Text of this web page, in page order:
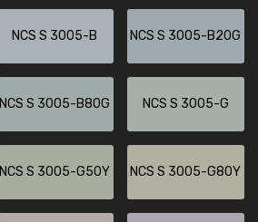
NCS S 3005-B NCS S 3005-B20G
NCS S 3005-B80G NCS S 3005-G
NCS S 3005-G50Y NCS S 3005-G80Y